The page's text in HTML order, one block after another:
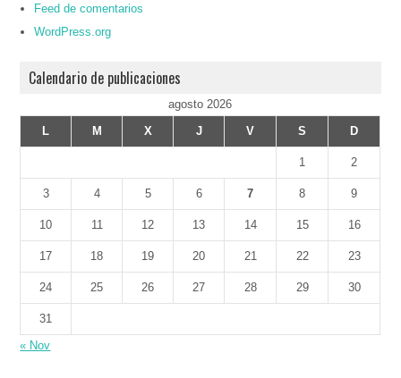
Feed de comentarios
WordPress.org
Calendario de publicaciones
agosto 2026
L
M X J V S D
1 2
3 4 5 6 7 8 9
10 11 12 13 14 15 16
17 18 19 20 21 22 23
24 25 26 27 28 29 30
31
« Nov